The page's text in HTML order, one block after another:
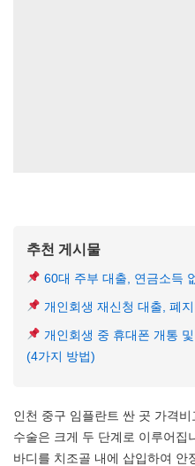
추천 게시물
60대 주부 대출, 연금소득
개인회생 재신청 대출, 폐
개인회생 중 휴대폰 개통
(4가지 방법)
인천 중구 임플란트 싼 곳 가격
수술은 크게 두 단계로 이루어집
바디를 치조골 내에 삽입하여 안